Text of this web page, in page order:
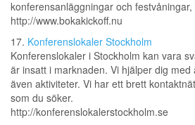
konferensanläggningar och
http://www.bokakickoff.nu
17. Konferenslokaler Stockholm
Konferenslokaler i Stockholm kan vara
är insatt i marknaden. Vi hjälper dig med
även aktiviteter. Vi har ett brett
som du söker.
http://konferenslokalerstockholm.se